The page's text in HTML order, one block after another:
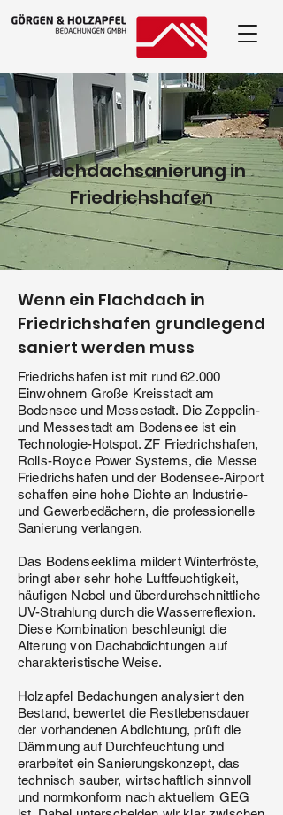
Flachdachsanierung in
Friedrichshafen
Wenn ein Flachdach in
Friedrichshafen grundlegend
saniert werden muss
Friedrichshafen ist mit rund 62.000
Einwohnern Große Kreisstadt am
Bodensee und Messestadt. Die Zeppelin-
und Messestadt am Bodensee ist ein
Technologie-Hotspot. ZF Friedrichshafen,
Rolls-Royce Power Systems, die Messe
Friedrichshafen und der Bodensee-Airport
schaffen eine hohe Dichte an Industrie-
und Gewerbedächern, die professionelle
Sanierung verlangen.
Das Bodenseeklima mildert Winterfröste,
bringt aber sehr hohe Luftfeuchtigkeit,
häufigen Nebel und überdurchschnittliche
UV-Strahlung durch die Wasserreflexion.
Diese Kombination beschleunigt die
Alterung von Dachabdichtungen auf
charakteristische Weise.
Holzapfel Bedachungen analysiert den
Bestand, bewertet die Restlebensdauer
der vorhandenen Abdichtung, prüft die
Dämmung auf Durchfeuchtung und
erarbeitet ein Sanierungskonzept, das
technisch sauber, wirtschaftlich sinnvoll
und normkonform nach aktuellem GEG